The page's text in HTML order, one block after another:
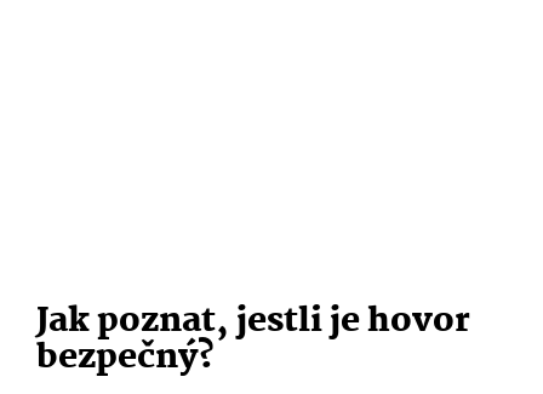
Jak poznat, jestli je hovor
bezpečný?